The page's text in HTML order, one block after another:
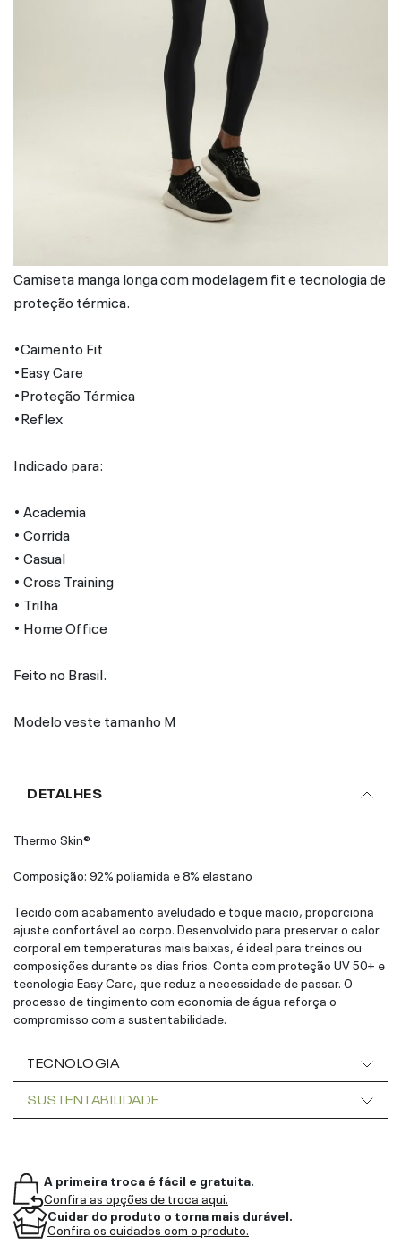
Camiseta manga longa com modelagem fit e tecnologia de
proteção térmica.
•Caimento Fit
•Easy Care
•Proteção Térmica
•Reflex
Indicado para:
• Academia
• Corrida
• Casual
• Cross Training
• Trilha
• Home Office
Feito no Brasil.
Modelo veste tamanho M
DETALHES
Thermo Skin®
Composição: 92% poliamida e 8% elastano
Tecido com acabamento aveludado e toque macio, proporciona
ajuste confortável ao corpo. Desenvolvido para preservar o calor
corporal em temperaturas mais baixas, é ideal para treinos ou
composições durante os dias frios. Conta com proteção UV 50+ e
tecnologia Easy Care, que reduz a necessidade de passar. O
processo de tingimento com economia de água reforça o
compromisso com a sustentabilidade.
TECNOLOGIA
SUSTENTABILIDADE
A primeira troca é fácil e gratuita.
Confira as opções de troca aqui.
Cuidar do produto o torna mais durável.
Confira os cuidados com o produto.